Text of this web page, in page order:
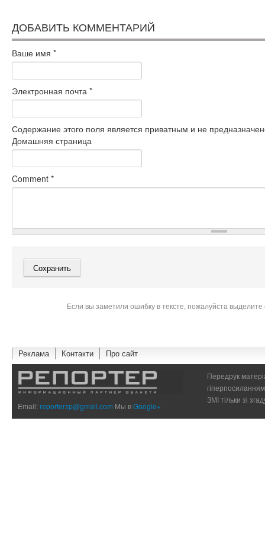
ДОБАВИТЬ КОММЕНТАРИЙ
Ваше имя *
Электронная почта *
Содержание этого поля является приватным и не
Домашняя страница
Comment *
Если вы заметили ошибку в тексте, пожалуйста
Реклама Контакти Про сайт
Email:reporterzp@gmail.com Мы вGoogle+
Передрук
ЗМІ тільки зі